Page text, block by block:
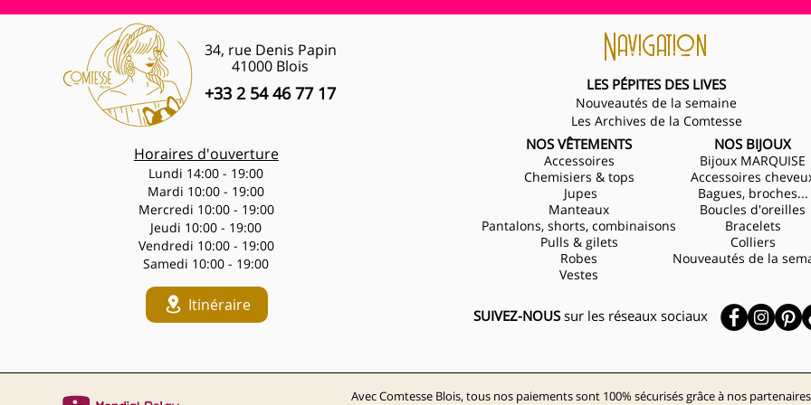
34, rue Denis Papin
41000 Blois
+33 2 54 46 77 17
Horaires d'ouverture
Lundi 14:00 - 19:00
Mardi 10:00 - 19:00
Mercredi 10:00 - 19:00
Jeudi 10:00 - 19:00
Vendredi 10:00 - 19:00
Samedi 10:00 - 19:00
Itinéraire
Navigation
LES PÉPITES DES LIVES
Nouveautés de la semaine
Les Archives de la Comtesse
NOS BIJOUX
Bijoux MARQUISE
Accessoires
Bagues, broches...
Boucles d'oreilles
Bracelets
Colliers
Nouveautés de la
NOS VÊTEMENTS
Accessoires
Chemisiers & tops
Jupes
Manteaux
Pantalons, shorts, combinaisons
Pulls & gilets
Robes
Vestes
SUIVEZ-NOUS sur les réseaux sociaux
Avec Comtesse Blois, tous nos paiements sont 100% sécurisés grâce à nos